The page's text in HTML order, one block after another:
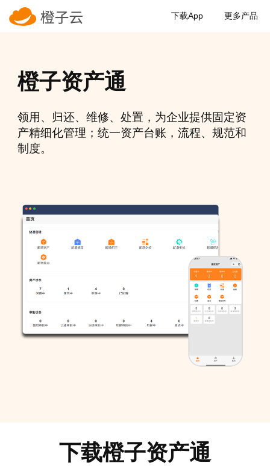
下载App 更多产品
橙子资产通
领用、归还、维修、处置，为企业提供固定资
产精细化管理；统一资产台账，流程、规范和
制度。
下载橙子资产通